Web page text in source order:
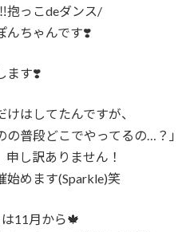
:
抱っこdeダンス/
んちゃんです❣️
ます❣️
はしてたんですが、
の普段どこでやってるの…？」
申し訳ありません！
始めます(Sparkle)笑
11月から🍁